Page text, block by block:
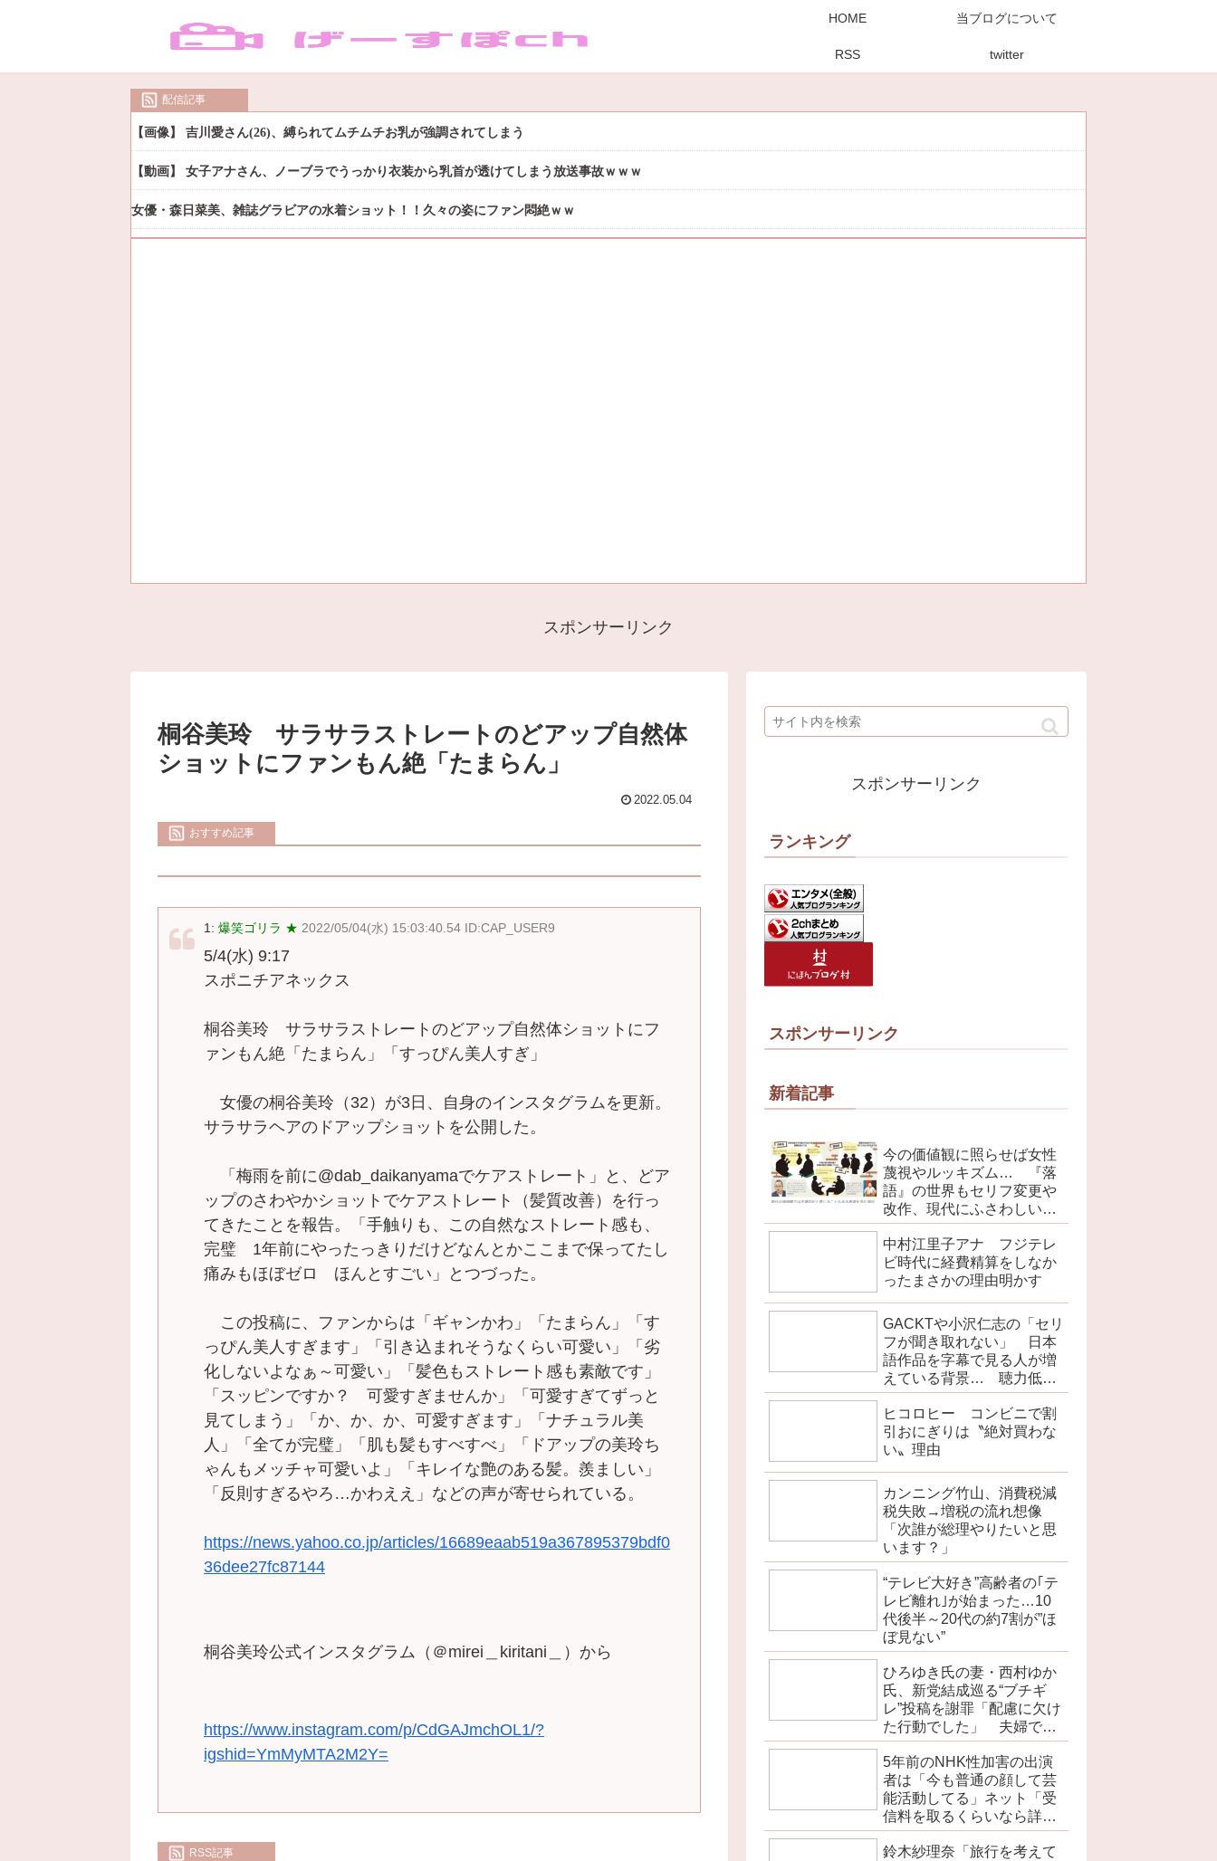
HOME 当ブログについて
RSS twitter
配信記事
【画像】 吉川愛さん(26)、縛られてムチムチお乳が強調されてしまう
【動画】 女子アナさん、ノーブラでうっかり衣装から乳首が透けてしまう放送事故ｗｗｗ
女優・森日菜美、雑誌グラビアの水着ショット！！久々の姿にファン悶絶ｗｗ
スポンサーリンク
桐谷美玲 サラサラストレートのどアップ自然体
ショットにファンもん絶「たまらん」
2022.05.04
おすすめ記事
1: 爆笑ゴリラ ★ 2022/05/04(水) 15:03:40.54 ID:CAP_USER9
5/4(水) 9:17
スポニチアネックス
桐谷美玲 サラサラストレートのどアップ自然体ショットにフ
ァンもん絶「たまらん」「すっぴん美人すぎ」
女優の桐谷美玲（32）が3日、自身のインスタグラムを更新。
サラサラヘアのドアップショットを公開した。
「梅雨を前に@dab_daikanyamaでケアストレート」と、どア
ップのさわやかショットでケアストレート（髪質改善）を行っ
てきたことを報告。「手触りも、この自然なストレート感も、
完璧 1年前にやったっきりだけどなんとかここまで保ってたし
痛みもほぼゼロ ほんとすごい」とつづった。
この投稿に、ファンからは「ギャンかわ」「たまらん」「す
っぴん美人すぎます」「引き込まれそうなくらい可愛い」「劣
化しないよなぁ～可愛い」「髪色もストレート感も素敵です」
「スッピンですか？ 可愛すぎませんか」「可愛すぎてずっと
見てしまう」「か、か、か、可愛すぎます」「ナチュラル美
人」「全てが完璧」「肌も髪もすべすべ」「ドアップの美玲ち
ゃんもメッチャ可愛いよ」「キレイな艶のある髪。羨ましい」
「反則すぎるやろ…かわええ」などの声が寄せられている。
https://news.yahoo.co.jp/articles/16689eaab519a367895379bdf0
36dee27fc87144
桐谷美玲公式インスタグラム（＠mirei＿kiritani＿）から
https://www.instagram.com/p/CdGAJmchOL1/?
igshid=YmMyMTA2M2Y=
RSS記事
スポンサーリンク
ランキング
スポンサーリンク
新着記事
今の価値観に照らせば女性
蔑視やルッキズム… 『落
語』の世界もセリフ変更や
改作、現代にふさわしい表
現模索の動き
中村江里子アナ フジテレ
ビ時代に経費精算をしなか
ったまさかの理由明かす
GACKTや小沢仁志の「セリ
フが聞き取れない」 日本
語作品を字幕で見る人が増
えている背景… 聴力低下
が原因ではない？
ヒコロヒー コンビニで割
引おにぎりは〝絶対買わな
い〟理由
カンニング竹山、消費税減
税失敗→増税の流れ想像
「次誰が総理やりたいと思
います？」
“テレビ大好き”高齢者の｢テ
レビ離れ｣が始まった…10
代後半～20代の約7割が”ほ
ぼ見ない”
ひろゆき氏の妻・西村ゆか
氏、新党結成巡る“ブチギ
レ”投稿を謝罪「配慮に欠け
た行動でした」 夫婦で投
稿
5年前のNHK性加害の出演
者は「今も普通の顔して芸
能活動してる」ネット「受
信料を取るくらいなら詳細
を伝えよ」
鈴木紗理奈「旅行を考えて